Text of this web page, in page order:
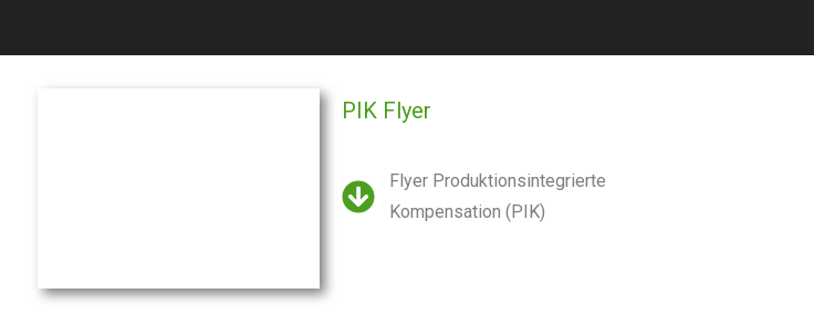
PIK Flyer
Flyer Produktionsintegrierte
Kompensation (PIK)